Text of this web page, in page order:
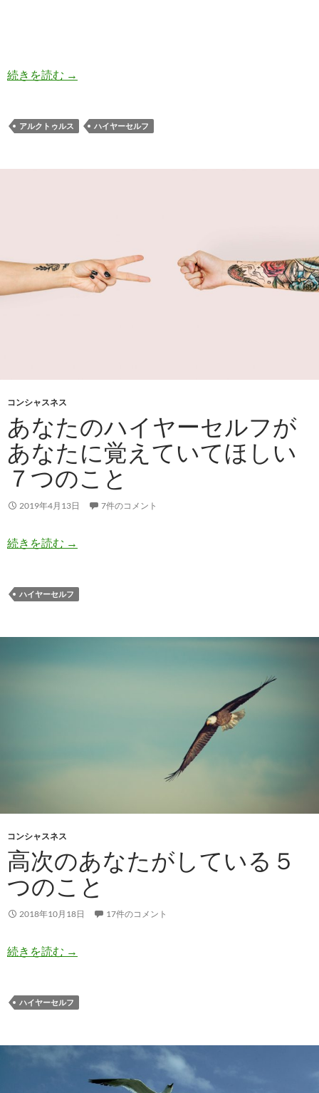
続きを読む ９次元のアルクトゥルス・カウンシル ”ハイヤ
→
アルクトゥルス ハイヤーセルフ
コンシャスネス
あなたのハイヤーセルフが
あなたに覚えていてほしい
７つのこと
2019年4月13日 7件のコメント
続きを読む あなたのハイヤーセルフがあなたに覚えていて
→
ハイヤーセルフ
コンシャスネス
高次のあなたがしている５
つのこと
2018年10月18日 17件のコメント
続きを読む 高次のあなたがしている５つのこと
→
ハイヤーセルフ